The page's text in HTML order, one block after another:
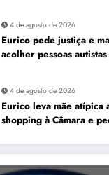
4 de agosto de 2026
Eurico pede justiça e
acolher pessoas
4 de agosto de 2026
Eurico leva mãe atípica
shopping à Câmara e